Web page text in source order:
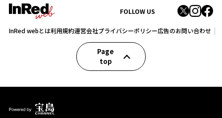
FOLLOW US
InRed webとは利用規約運営会社プライバシーポリシー広告のお問い合わせ
Page
top